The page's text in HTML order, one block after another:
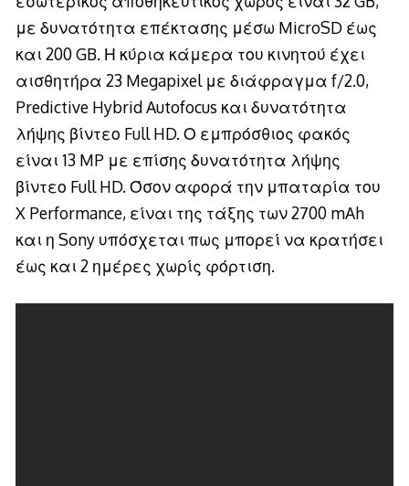
με δυνατότητα επέκτασης μέσω MicroSD έως
και 200 GB. Η κύρια κάμερα του κινητού έχει
αισθητήρα 23 Megapixel με διάφραγμα f/2.0,
Predictive Hybrid Autofocus και δυνατότητα
λήψης βίντεο Full HD. Ο εμπρόσθιος φακός
είναι 13 MP με επίσης δυνατότητα λήψης
βίντεο Full HD. Όσον αφορά την μπαταρία του
X Performance, είναι της τάξης των 2700 mAh
και η Sony υπόσχεται πως μπορεί να κρατήσει
έως και 2 ημέρες χωρίς φόρτιση.